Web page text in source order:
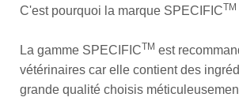
C'est pourquoi la marque SPECIFICTM
La gamme SPECIFICTM est
vétérinaires car elle contient des
grande qualité choisis